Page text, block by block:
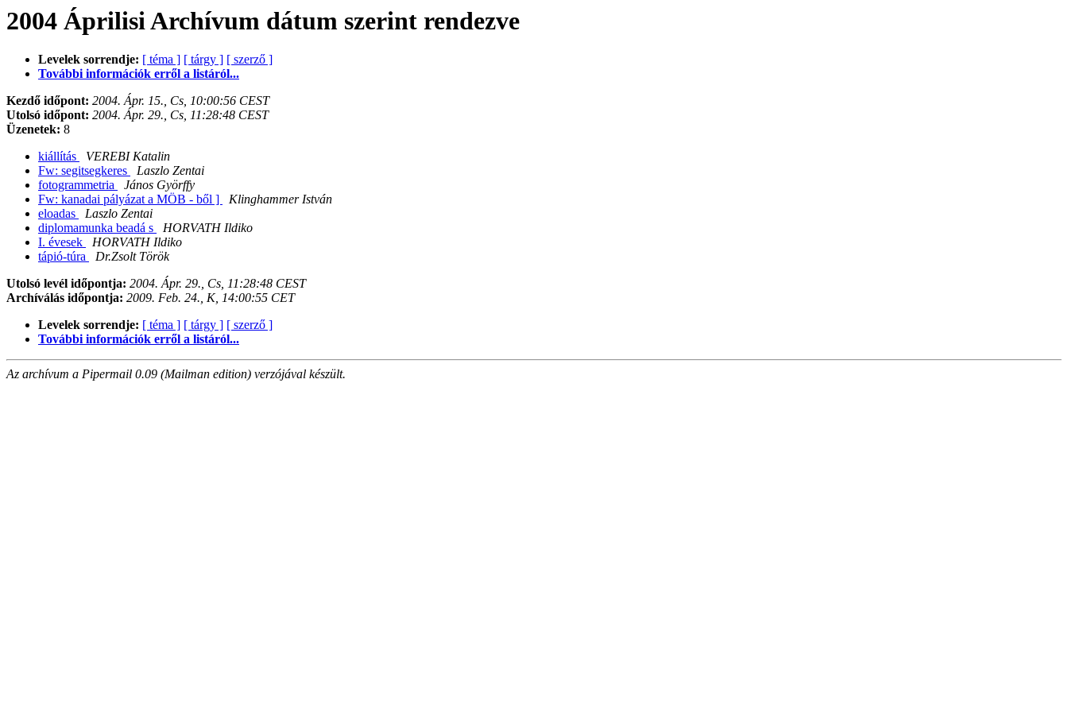
2004 Áprilisi Archívum dátum szerint rendezve
Levelek sorrendje: [ téma ] [ tárgy ] [ szerző ]
További információk erről a listáról...
Kezdő időpont: 2004. Ápr. 15., Cs, 10:00:56 CEST
Utolsó időpont: 2004. Ápr. 29., Cs, 11:28:48 CEST
Üzenetek: 8
kiállítás
VEREBI Katalin
Fw: segitsegkeres
Laszlo Zentai
fotogrammetria
János Györffy
Fw: kanadai pályázat a MÖB - ből ]
Klinghammer István
eloadas
Laszlo Zentai
diplomamunka beadá s
HORVATH Ildiko
I. évesek
HORVATH Ildiko
tápió-túra
Dr.Zsolt Török
Utolsó levél időpontja: 2004. Ápr. 29., Cs, 11:28:48 CEST
Archíválás időpontja: 2009. Feb. 24., K, 14:00:55 CET
Levelek sorrendje: [ téma ] [ tárgy ] [ szerző ]
További információk erről a listáról...
Az archívum a Pipermail 0.09 (Mailman edition) verzójával készült.